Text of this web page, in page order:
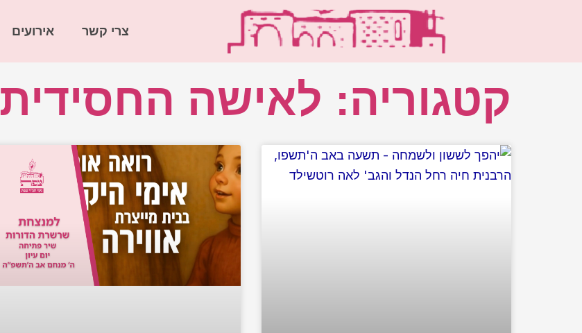
צרי קשר אירועים
קטגוריה: לאישה החסידית